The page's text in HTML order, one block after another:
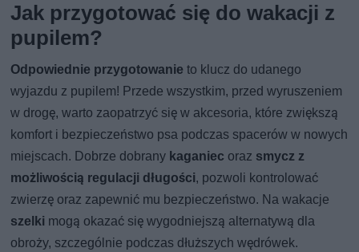
Jak przygotować się do wakacji z
pupilem?
Odpowiednie przygotowanie to klucz do udanego
wyjazdu z pupilem! Przede wszystkim, przed wyruszeniem
w drogę, warto zaopatrzyć się w akcesoria, które zwiększą
komfort i bezpieczeństwo psa podczas spacerów w nowych
miejscach. Dobrze dobrany kaganiec oraz smycz z
możliwością regulacji długości, pozwoli kontrolować
zwierzę oraz zapewnić mu bezpieczeństwo. Na wakacje
szelki mogą okazać się wygodniejszą alternatywą dla
obroży, szczególnie podczas dłuższych wędrówek.